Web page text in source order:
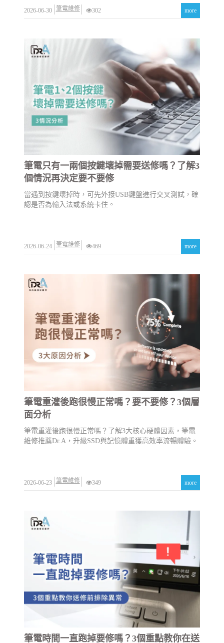
2026-06-30 筆電維修 302 more
筆電只有一兩個按鍵壞掉需要送修嗎？了解3
個情況再決定要不要修
當遇到按鍵壞掉時，可先外接USB鍵盤進行交叉測試，確
認是否為輸入法或系統卡住。
2026-06-24 筆電維修 469 more
筆電重灌後跑很慢正常嗎？要不要修？3個層
面分析
筆電重灌後跑很慢正常嗎？了解3大核心硬體因素，筆電
維修推薦Dr.A，升級SSD與記憶體重獲高效率流暢體驗。
2026-06-23 筆電維修 349 more
筆電時間一直跑掉要修嗎？3個重點教你在送